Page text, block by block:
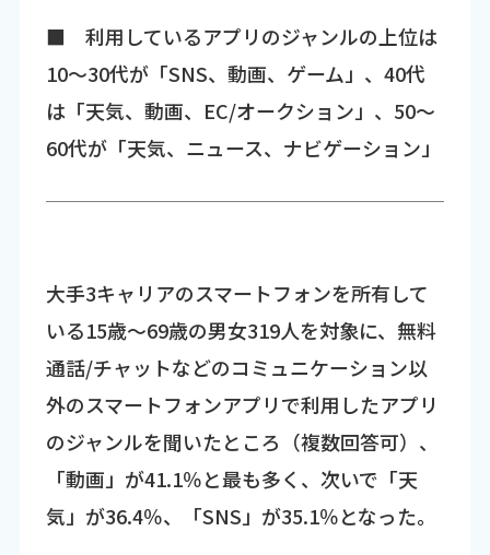
■ 利用しているアプリのジャンルの上位は
10～30代が「SNS、動画、ゲーム」、40代
は「天気、動画、EC/オークション」、50～
60代が「天気、ニュース、ナビゲーション」
大手3キャリアのスマートフォンを所有して
いる15歳～69歳の男女319人を対象に、無料
通話/チャットなどのコミュニケーション以
外のスマートフォンアプリで利用したアプリ
のジャンルを聞いたところ（複数回答可）、
「動画」が41.1％と最も多く、次いで「天
気」が36.4％、「SNS」が35.1％となった。